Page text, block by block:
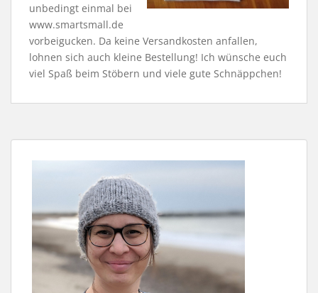
unbedingt einmal bei
www.smartsmall.de
vorbeigucken. Da keine Versandkosten anfallen,
lohnen sich auch kleine Bestellung! Ich wünsche euch
viel Spaß beim Stöbern und viele gute Schnäppchen!